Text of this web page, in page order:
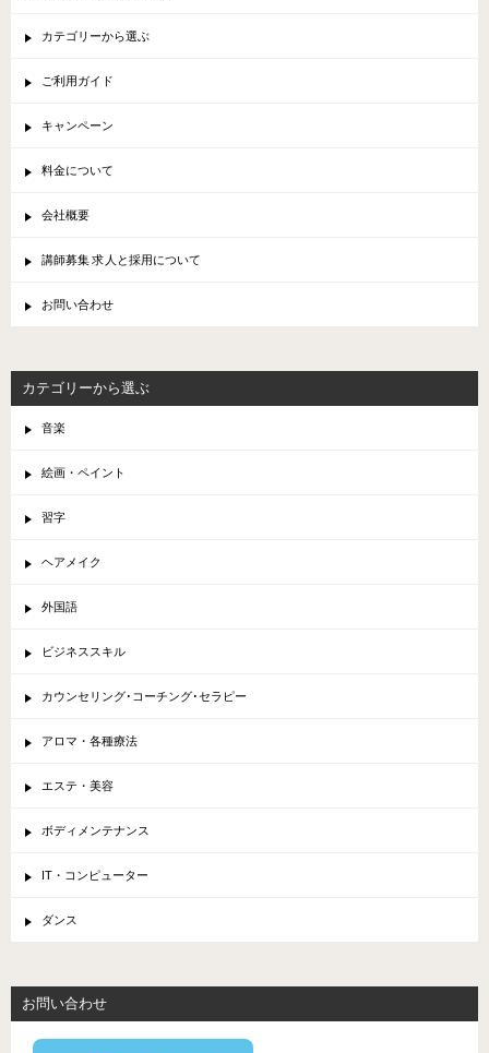
カテゴリーから選ぶ
ご利用ガイド
キャンペーン
料金について
会社概要
講師募集 求人と採用について
お問い合わせ
カテゴリーから選ぶ
音楽
絵画・ペイント
習字
ヘアメイク
外国語
ビジネススキル
カウンセリング･コーチング･セラピー
アロマ・各種療法
エステ・美容
ボディメンテナンス
IT・コンピューター
ダンス
お問い合わせ